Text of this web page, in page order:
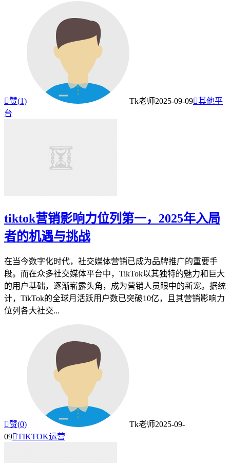
赞(1) Tk老师2025-09-09其他平
台
tiktok营销影响力位列第一，2025年入局
者的机遇与挑战
在当今数字化时代，社交媒体营销已成为品牌推广的重要手
段。而在众多社交媒体平台中，TikTok以其独特的魅力和巨大
的用户基础，逐渐崭露头角，成为营销人员眼中的新宠。据统
计，TikTok的全球月活跃用户数已突破10亿，且其营销影响力
位列各大社交...
赞(0) Tk老师2025-09-
09TIKTOK运营